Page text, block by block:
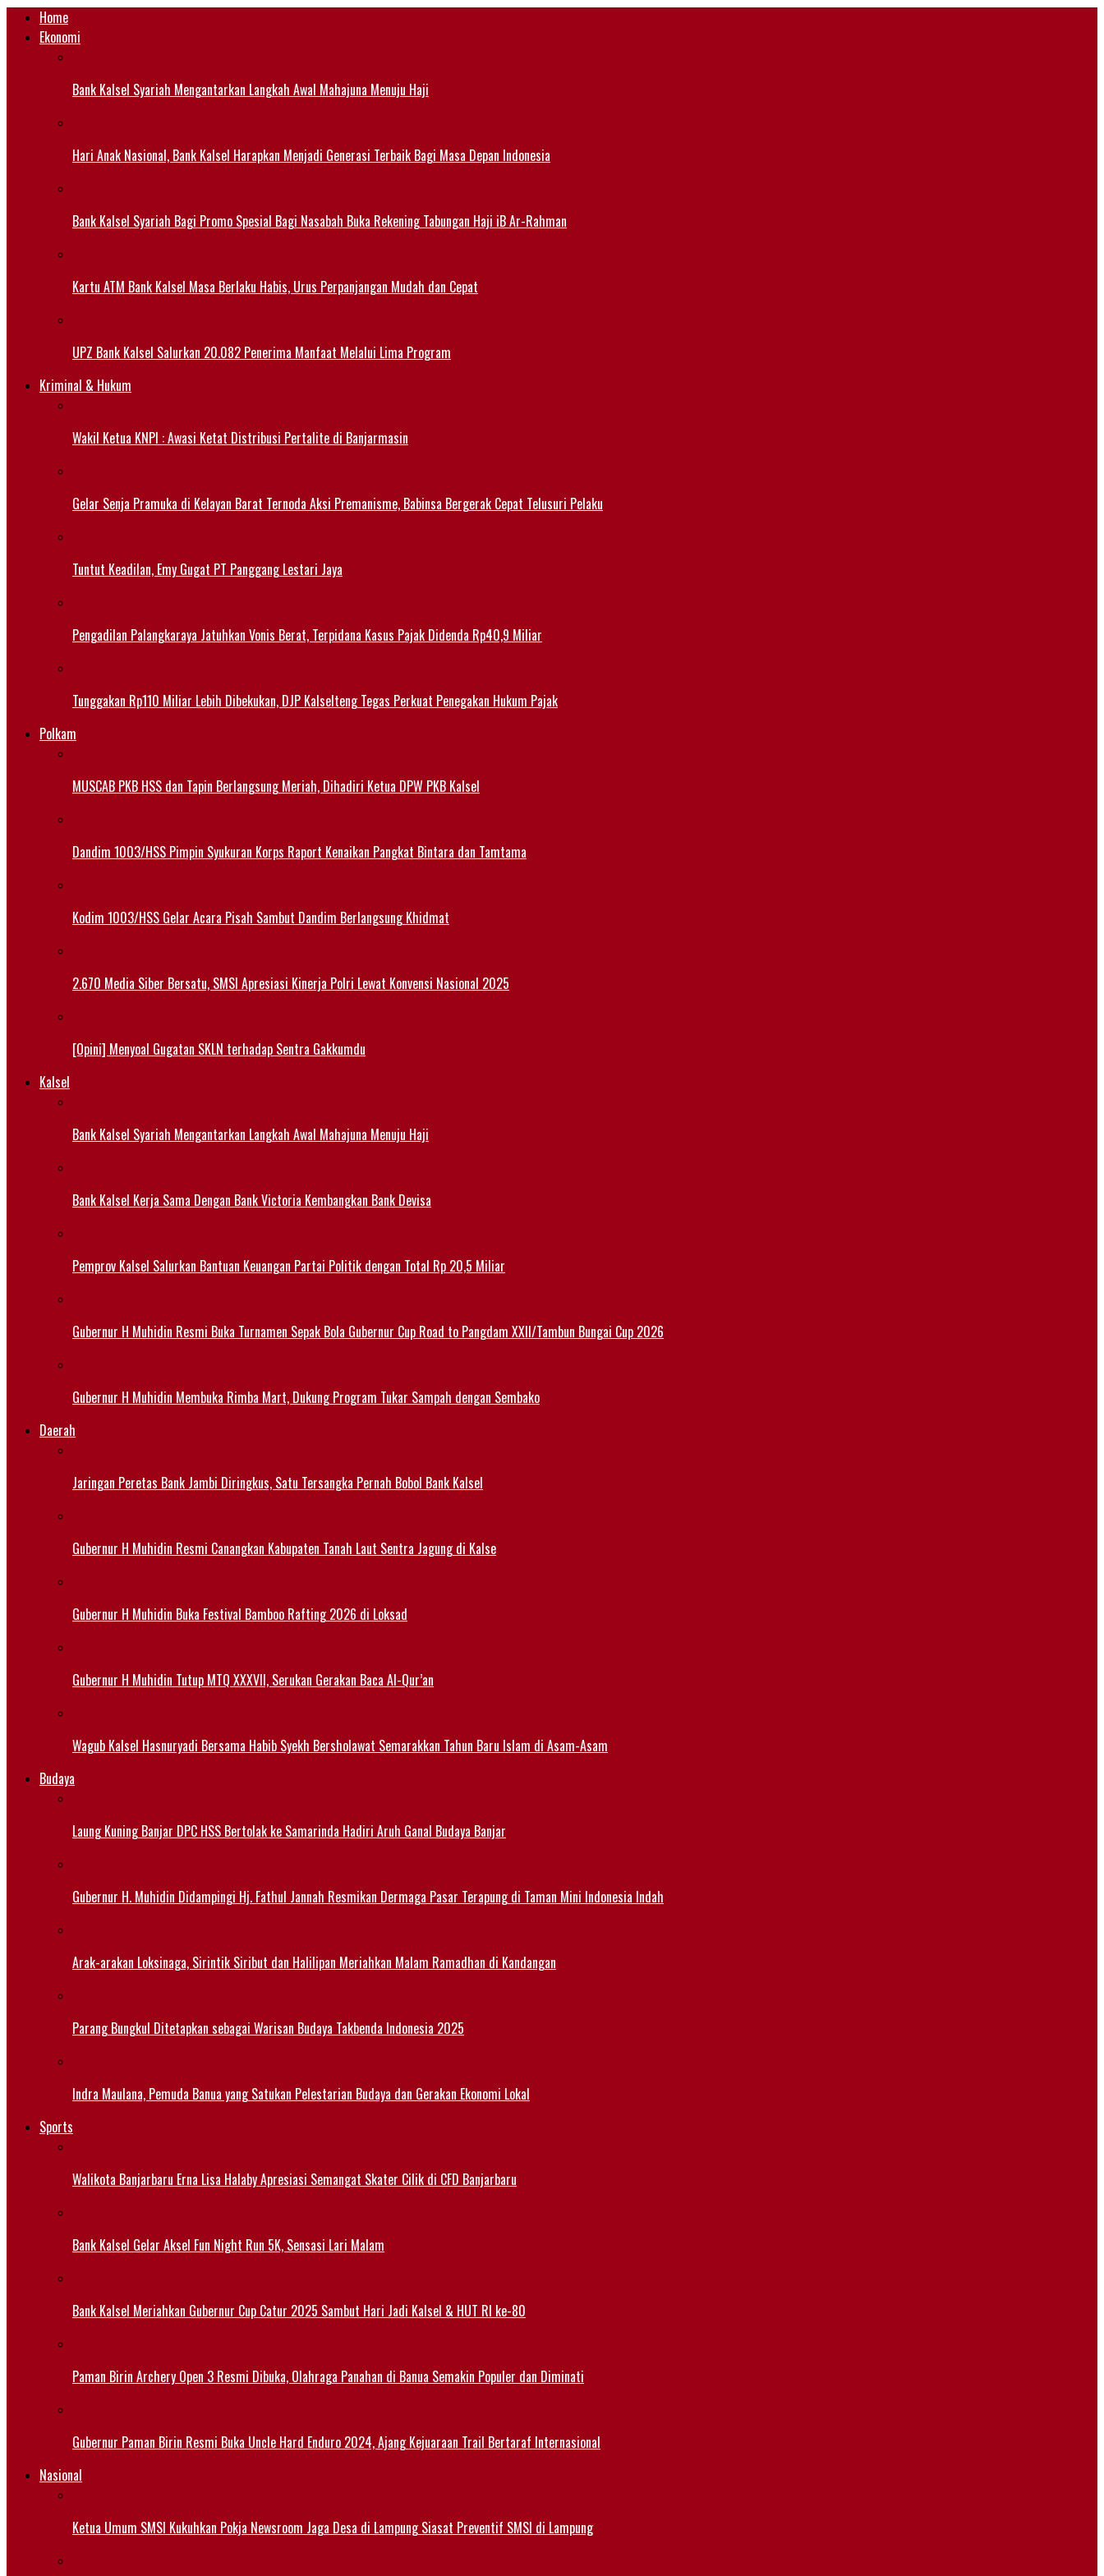
Home
Ekonomi
Bank Kalsel Syariah Mengantarkan Langkah Awal Mahajuna Menuju Haji
Hari Anak Nasional, Bank Kalsel Harapkan Menjadi Generasi Terbaik Bagi Masa Depan Indonesia
Bank Kalsel Syariah Bagi Promo Spesial Bagi Nasabah Buka Rekening Tabungan Haji iB Ar-Rahman
Kartu ATM Bank Kalsel Masa Berlaku Habis, Urus Perpanjangan Mudah dan Cepat
UPZ Bank Kalsel Salurkan 20.082 Penerima Manfaat Melalui Lima Program
Kriminal & Hukum
Wakil Ketua KNPI : Awasi Ketat Distribusi Pertalite di Banjarmasin
Gelar Senja Pramuka di Kelayan Barat Ternoda Aksi Premanisme, Babinsa Bergerak Cepat Telusuri Pelaku
Tuntut Keadilan, Emy Gugat PT Panggang Lestari Jaya
Pengadilan Palangkaraya Jatuhkan Vonis Berat, Terpidana Kasus Pajak Didenda Rp40,9 Miliar
Tunggakan Rp110 Miliar Lebih Dibekukan, DJP Kalselteng Tegas Perkuat Penegakan Hukum Pajak
Polkam
MUSCAB PKB HSS dan Tapin Berlangsung Meriah, Dihadiri Ketua DPW PKB Kalsel
Dandim 1003/HSS Pimpin Syukuran Korps Raport Kenaikan Pangkat Bintara dan Tamtama
Kodim 1003/HSS Gelar Acara Pisah Sambut Dandim Berlangsung Khidmat
2.670 Media Siber Bersatu, SMSI Apresiasi Kinerja Polri Lewat Konvensi Nasional 2025
[Opini] Menyoal Gugatan SKLN terhadap Sentra Gakkumdu
Kalsel
Bank Kalsel Syariah Mengantarkan Langkah Awal Mahajuna Menuju Haji
Bank Kalsel Kerja Sama Dengan Bank Victoria Kembangkan Bank Devisa
Pemprov Kalsel Salurkan Bantuan Keuangan Partai Politik dengan Total Rp 20,5 Miliar
Gubernur H Muhidin Resmi Buka Turnamen Sepak Bola Gubernur Cup Road to Pangdam XXII/Tambun Bungai Cup 2026
Gubernur H Muhidin Membuka Rimba Mart, Dukung Program Tukar Sampah dengan Sembako
Daerah
Jaringan Peretas Bank Jambi Diringkus, Satu Tersangka Pernah Bobol Bank Kalsel
Gubernur H Muhidin Resmi Canangkan Kabupaten Tanah Laut Sentra Jagung di Kalse
Gubernur H Muhidin Buka Festival Bamboo Rafting 2026 di Loksad
Gubernur H Muhidin Tutup MTQ XXXVII, Serukan Gerakan Baca Al-Qur’an
Wagub Kalsel Hasnuryadi Bersama Habib Syekh Bersholawat Semarakkan Tahun Baru Islam di Asam-Asam
Budaya
Laung Kuning Banjar DPC HSS Bertolak ke Samarinda Hadiri Aruh Ganal Budaya Banjar
Gubernur H. Muhidin Didampingi Hj. Fathul Jannah Resmikan Dermaga Pasar Terapung di Taman Mini Indonesia Indah
Arak-arakan Loksinaga, Sirintik Siribut dan Halilipan Meriahkan Malam Ramadhan di Kandangan
Parang Bungkul Ditetapkan sebagai Warisan Budaya Takbenda Indonesia 2025
Indra Maulana, Pemuda Banua yang Satukan Pelestarian Budaya dan Gerakan Ekonomi Lokal
Sports
Walikota Banjarbaru Erna Lisa Halaby Apresiasi Semangat Skater Cilik di CFD Banjarbaru
Bank Kalsel Gelar Aksel Fun Night Run 5K, Sensasi Lari Malam
Bank Kalsel Meriahkan Gubernur Cup Catur 2025 Sambut Hari Jadi Kalsel & HUT RI ke-80
Paman Birin Archery Open 3 Resmi Dibuka, Olahraga Panahan di Banua Semakin Populer dan Diminati
Gubernur Paman Birin Resmi Buka Uncle Hard Enduro 2024, Ajang Kejuaraan Trail Bertaraf Internasional
Nasional
Ketua Umum SMSI Kukuhkan Pokja Newsroom Jaga Desa di Lampung Siasat Preventif SMSI di Lampung